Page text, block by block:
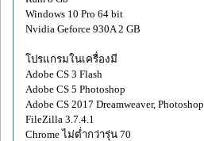
Windows 10 Pro 64 bit
Nvidia Geforce 930A 2 GB
โปรแกรมในเครื่องมี
Adobe CS 3 Flash
Adobe CS 5 Photoshop
Adobe CS 2017 Dreamweaver, Photoshop
FileZilla 3.7.4.1
Chrome ไม่ต่ำกว่ารุ่น 70